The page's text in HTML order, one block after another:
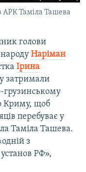
АРК Таміла Ташева
голови
Наріман
Ірина
затримали
грузинському
Криму, щоб
перебуває у
Таміла Ташева.
з
РФ»,